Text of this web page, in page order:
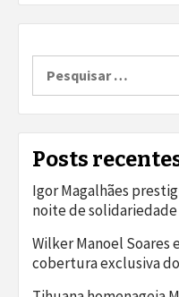
por:
Posts
Igor Magalhães
noite de solidariedade
Wilker Manoel Soares
cobertura exclusiva